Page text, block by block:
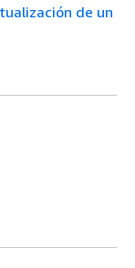
de un